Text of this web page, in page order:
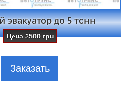
эвакуатор до 5 тонн
Цена3500 грн
Заказать